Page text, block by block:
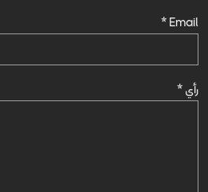
رأي*
Email
*